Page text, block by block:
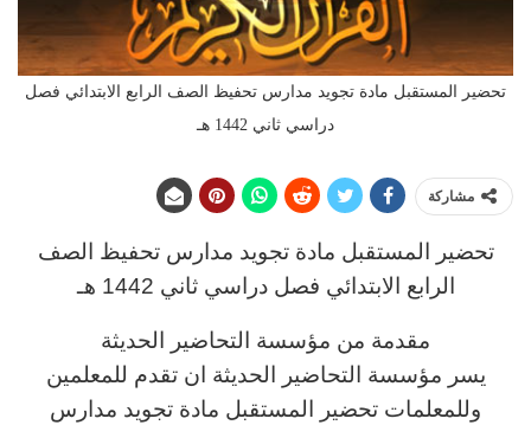
تحضير المستقبل مادة تجويد مدارس تحفيظ الصف الرابع الابتدائي فصل
دراسي ثاني 1442 هـ
مشاركة
تحضير المستقبل مادة تجويد مدارس تحفيظ الصف
الرابع الابتدائي فصل دراسي ثاني 1442 هـ
مقدمة من مؤسسة التحاضير الحديثة
يسر مؤسسة التحاضير الحديثة ان تقدم للمعلمين
وللمعلمات تحضير المستقبل مادة تجويد مدارس